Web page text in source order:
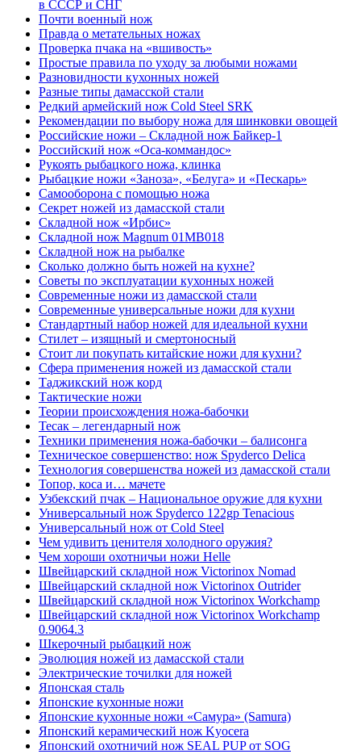
в СССР и СНГ
Почти военный нож
Правда о метательных ножах
Проверка пчака на «вшивость»
Простые правила по уходу за любыми ножами
Разновидности кухонных ножей
Разные типы дамасской стали
Редкий армейский нож Cold Steel SRK
Рекомендации по выбору ножа для шинковки овощей
Российские ножи – Складной нож Байкер-1
Российский нож «Оса-коммандос»
Рукоять рыбацкого ножа, клинка
Рыбацкие ножи «Заноза», «Белуга» и «Пескарь»
Самооборона с помощью ножа
Секрет ножей из дамасской стали
Складной нож «Ирбис»
Складной нож Magnum 01MB018
Складной нож на рыбалке
Сколько должно быть ножей на кухне?
Советы по эксплуатации кухонных ножей
Современные ножи из дамасской стали
Современные универсальные ножи для кухни
Стандартный набор ножей для идеальной кухни
Стилет – изящный и смертоносный
Стоит ли покупать китайские ножи для кухни?
Сфера применения ножей из дамасской стали
Таджикский нож корд
Тактические ножи
Теории происхождения ножа-бабочки
Тесак – легендарный нож
Техники применения ножа-бабочки – балисонга
Техническое совершенство: нож Spyderco Delica
Технология совершенства ножей из дамасской стали
Топор, коса и… мачете
Узбекский пчак – Национальное оружие для кухни
Универсальный нож Spyderco 122gp Tenacious
Универсальный нож от Cold Steel
Чем удивить ценителя холодного оружия?
Чем хороши охотничьи ножи Helle
Швейцарский складной нож Victorinox Nomad
Швейцарский складной нож Victorinox Outrider
Швейцарский складной нож Victorinox Workchamp
Швейцарский складной нож Victorinox Workchamp
0.9064.3
Шкерочный рыбацкий нож
Эволюция ножей из дамасской стали
Электрические точилки для ножей
Японская сталь
Японские кухонные ножи
Японские кухонные ножи «Самура» (Samura)
Японский керамический нож Kyocera
Японский охотничий нож SEAL PUP от SOG